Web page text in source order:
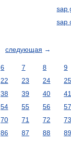
sap
sap
следующая →
6 7 8 9
22 23 24 25
38 39 40 41
54 55 56 57
70 71 72 73
86 87 88 89